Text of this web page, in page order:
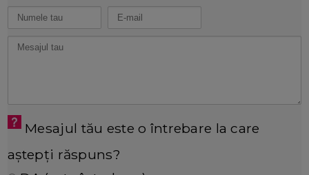
Mesajul tău este o întrebare la care
aștepți răspuns?